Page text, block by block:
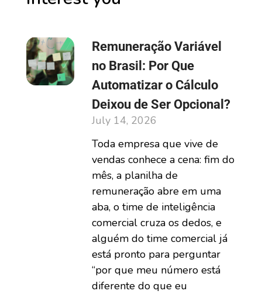
Remuneração Variável
no Brasil: Por Que
Automatizar o Cálculo
Deixou de Ser Opcional?
July 14, 2026
Toda empresa que vive de
vendas conhece a cena: fim do
mês, a planilha de
remuneração abre em uma
aba, o time de inteligência
comercial cruza os dedos, e
alguém do time comercial já
está pronto para perguntar
“por que meu número está
diferente do que eu